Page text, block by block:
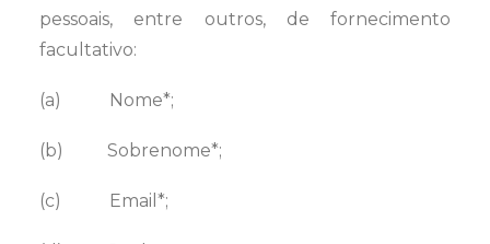
pessoais, entre outros, de fornecimento
facultativo:
(a) Nome*;
(b) Sobrenome*;
(c) Email*;